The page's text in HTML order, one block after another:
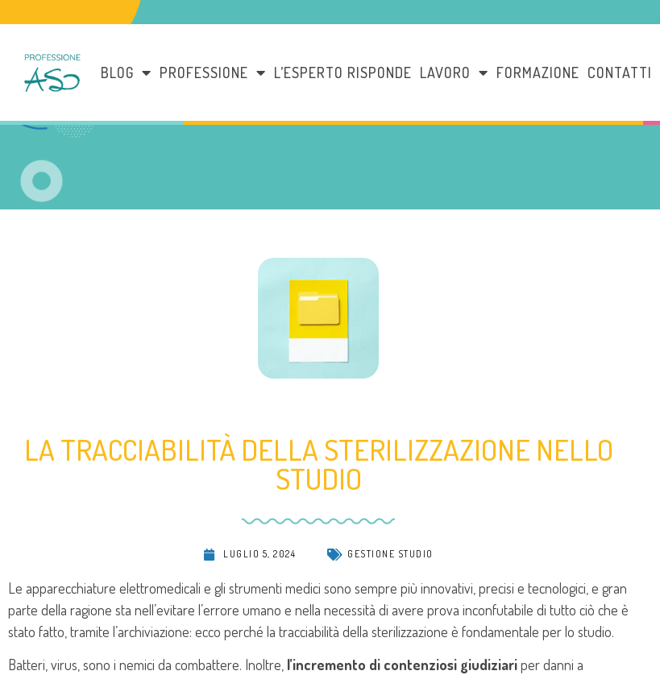
BLOG PROFESSIONE L’ESPERTO RISPONDE LAVORO FORMAZIONE CONTATTI
LA TRACCIABILITÀ DELLA STERILIZZAZIONE NELLO
STUDIO
LUGLIO 5, 2024 GESTIONE STUDIO
Le apparecchiature elettromedicali e gli strumenti medici sono sempre più innovativi, precisi e tecnologici, e gran
parte della ragione sta nell’evitare l’errore umano e nella necessità di avere prova inconfutabile di tutto ciò che è
stato fatto, tramite l’archiviazione: ecco perché la tracciabilità della sterilizzazione è fondamentale per lo studio.
Batteri, virus, sono i nemici da combattere. Inoltre, l’incremento di contenziosi giudiziariper danni a